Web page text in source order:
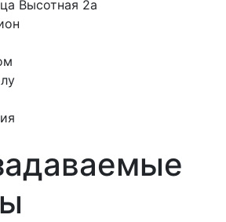
Высотная 2a